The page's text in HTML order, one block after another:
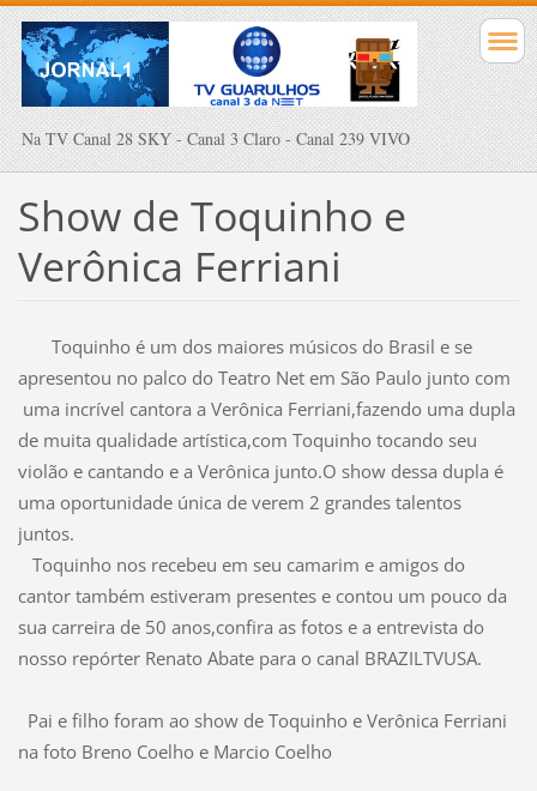
Na TV Canal 28 SKY - Canal 3 Claro - Canal 239 VIVO
Show de Toquinho e
Verônica Ferriani
Toquinho é um dos maiores músicos do Brasil e se
apresentou no palco do Teatro Net em São Paulo junto com
uma incrível cantora a Verônica Ferriani,fazendo uma dupla
de muita qualidade artística,com Toquinho tocando seu
violão e cantando e a Verônica junto.O show dessa dupla é
uma oportunidade única de verem 2 grandes talentos
juntos.
Toquinho nos recebeu em seu camarim e amigos do
cantor também estiveram presentes e contou um pouco da
sua carreira de 50 anos,confira as fotos e a entrevista do
nosso repórter Renato Abate para o canal BRAZILTVUSA.
Pai e filho foram ao show de Toquinho e Verônica Ferriani
na foto Breno Coelho e Marcio Coelho